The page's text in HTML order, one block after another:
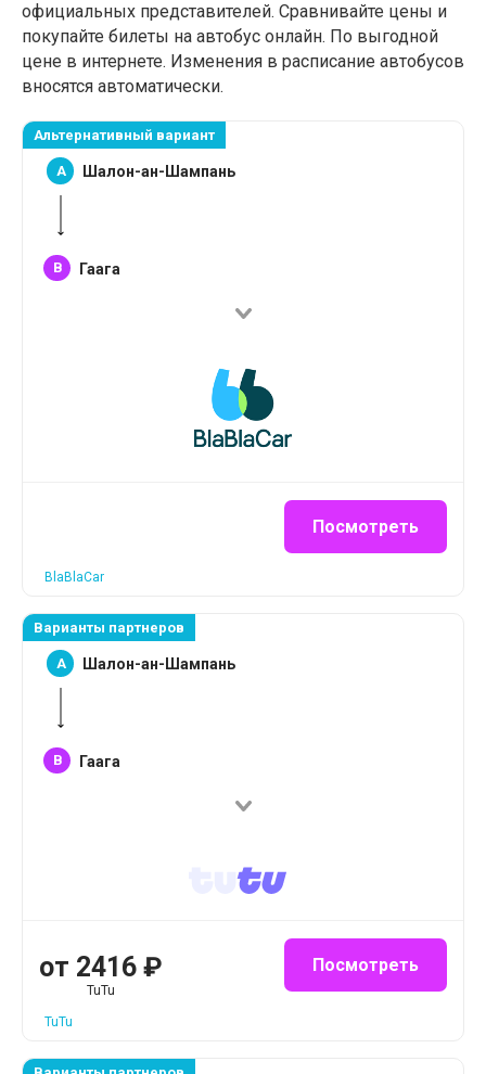
официальных представителей. Сравнивайте цены и
покупайте билеты на автобус онлайн. По выгодной
цене в интернете. Изменения в расписание автобусов
вносятся автоматически.
Альтернативный вариант
A Шалон-ан-Шампань
B Гаага
Посмотреть
BlaBlaCar
Варианты партнеров
A Шалон-ан-Шампань
B Гаага
от 2416 ₽
TuTu
Посмотреть
TuTu